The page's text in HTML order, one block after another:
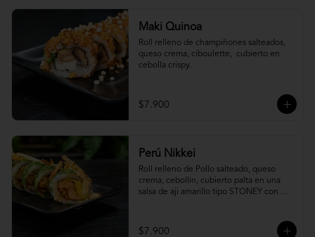
Maki Quinoa
​Roll relleno de champiñones salteados,
queso crema, ciboulette,  cubierto en
cebolla crispy.
$7.900
Perú Nikkei
Roll relleno de Pollo salteado, queso
crema, cebollin, cubierto palta en una
salsa de aji amarillo tipo STONEY con
$7.900